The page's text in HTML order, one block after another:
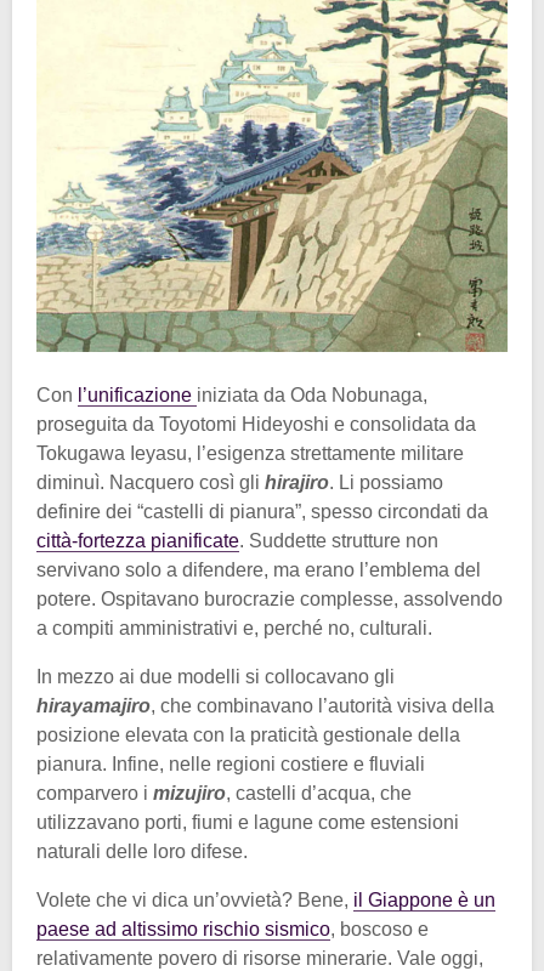
Con l’unificazione iniziata da Oda Nobunaga,
proseguita da Toyotomi Hideyoshi e consolidata da
Tokugawa Ieyasu, l’esigenza strettamente militare
diminuì. Nacquero così gli hirajiro. Li possiamo
definire dei “castelli di pianura”, spesso circondati da
città-fortezza pianificate. Suddette strutture non
servivano solo a difendere, ma erano l’emblema del
potere. Ospitavano burocrazie complesse, assolvendo
a compiti amministrativi e, perché no, culturali.
In mezzo ai due modelli si collocavano gli
hirayamajiro, che combinavano l’autorità visiva della
posizione elevata con la praticità gestionale della
pianura. Infine, nelle regioni costiere e fluviali
comparvero i mizujiro, castelli d’acqua, che
utilizzavano porti, fiumi e lagune come estensioni
naturali delle loro difese.
Volete che vi dica un’ovvietà? Bene, il Giappone è un
paese ad altissimo rischio sismico, boscoso e
relativamente povero di risorse minerarie. Vale oggi,